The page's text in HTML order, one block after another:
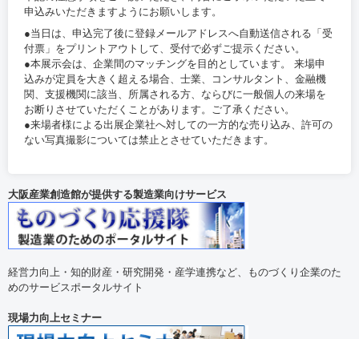
申込みいただきますようにお願いします。
●当日は、申込完了後に登録メールアドレスへ自動送信される「受
付票」をプリントアウトして、受付で必ずご提示ください。
●本展示会は、企業間のマッチングを目的としています。 来場申
込みが定員を大きく超える場合、士業、コンサルタント、金融機
関、支援機関に該当、所属される方、ならびに一般個人の来場を
お断りさせていただくことがあります。ご了承ください。
●来場者様による出展企業社へ対しての一方的な売り込み、許可の
ない写真撮影については禁止とさせていただきます。
大阪産業創造館が提供する製造業向けサービス
経営力向上・知的財産・研究開発・産学連携など、ものづくり企業のた
めのサービスポータルサイト
現場力向上セミナー